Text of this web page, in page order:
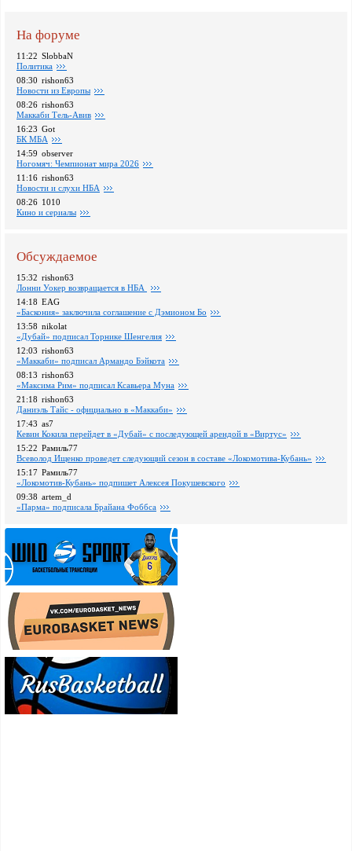
На форуме
11:22 SlobbaN
Политика
08:30 rishon63
Новости из Европы
08:26 rishon63
Маккаби Тель-Авив
16:23 Got
БК МБА
14:59 observer
Ногомяч: Чемпионат мира 2026
11:16 rishon63
Новости и слухи НБА
08:26 1010
Кино и сериалы
Обсуждаемое
15:32 rishon63
Лонни Уокер возвращается в НБА
14:18 EAG
«Баскония» заключила соглашение с Дэмионом Бо
13:58 nikolat
«Дубай» подписал Торнике Шенгелия
12:03 rishon63
«Маккаби» подписал Армандо Бэйкота
08:13 rishon63
«Максима Рим» подписал Ксавьера Муна
21:18 rishon63
Даниэль Тайс - официально в «Маккаби»
17:43 as7
Кевин Кокила перейдет в «Дубай» с последующей арендой в «Виртус»
15:22 Рамиль77
Всеволод Ищенко проведет следующий сезон в составе «Локомотива-Кубань»
15:17 Рамиль77
«Локомотив-Кубань» подпишет Алексея Покушевского
09:38 artem_d
«Парма» подписала Брайана Фоббса